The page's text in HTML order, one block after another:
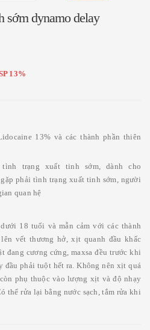
sớm dynamo delay
13%
13% và các thành phần thiên
trạng xuất tinh sớm, dành cho
phải tình trạng xuất tinh sớm, người
quan hệ
18 tuổi và mẫn cảm với các thành
vết thương hở, xịt quanh đầu khấc
đang cương cứng, maxsa đều trước khi
đầu phải tuột hết ra. Không nên xịt quá
phụ thuộc vào lượng xịt và độ nhạy
thể rửa lại bằng nước sạch, tắm rửa khi